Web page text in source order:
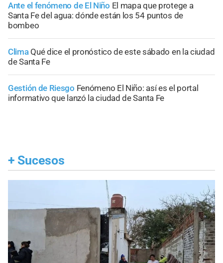
Ante el fenómeno de El Niño El mapa que protege a
Santa Fe del agua: dónde están los 54 puntos de
bombeo
Clima Qué dice el pronóstico de este sábado en la ciudad
de Santa Fe
Gestión de Riesgo Fenómeno El Niño: así es el portal
informativo que lanzó la ciudad de Santa Fe
+ Sucesos